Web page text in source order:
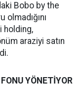
Bobo by the
olmadığını
holding,
araziyi satın
YÖNETİYOR